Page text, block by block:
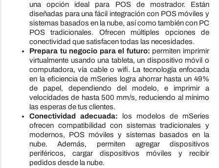
una opción ideal para POS de mostrador. Están
diseñadas para una fácil integración con POS móviles y
sistemas basados en la nube, así como también con PC
POS tradicionales. Ofrecen múltiples opciones de
conectividad que satisfacen todas las necesidades.
Prepara tu negocio para el futuro: permiten imprimir
virtualmente usando una tableta, un dispositivo móvil o
computadora, vía cable o wifi. La tecnología enfocada
en la eficiencia de mSeries logra ahorrar hasta un 49%
de papel, dependiendo del modelo, e imprimir a
velocidades de hasta 500 mm/s, reduciendo al mínimo
las esperas de tus clientes.
Conectividad adecuada: los modelos de mSeries
ofrecen compatibilidad con sistemas tradicionales y
modernos, POS móviles y sistemas basados en la
nube. Además, permiten agregar dispositivos
periféricos, cargar dispositivos móviles y recibir
pedidos desde la nube.